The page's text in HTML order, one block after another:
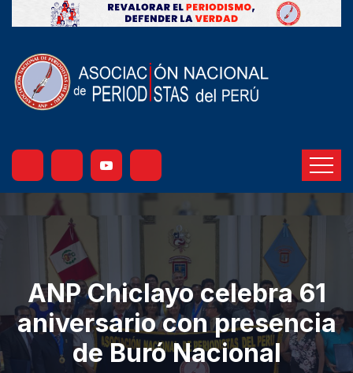
ANP Chiclayo celebra 61
aniversario con presencia
de Buró Nacional